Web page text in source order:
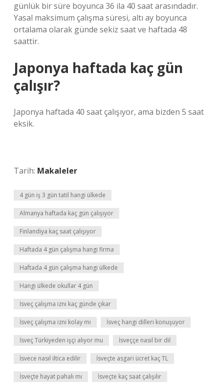
günlük bir süre boyunca 36 ila 40 saat arasındadır.
Yasal maksimum çalışma süresi, altı ay boyunca
ortalama olarak günde sekiz saat ve haftada 48
saattir.
Japonya haftada kaç gün
çalışır?
Japonya haftada 40 saat çalışıyor, ama bizden 5 saat
eksik.
Tarih: Makaleler
4 gün iş 3 gün tatil hangi ülkede
Almanya haftada kaç gün çalışıyor
Finlandiya kaç saat çalışıyor
Haftada 4 gün çalışma hangi firma
Haftada 4 gün çalışma hangi ülkede
Hangi ülkede okullar 4 gün
İsveç çalışma izni kaç günde çıkar
İsveç çalışma izni kolay mı İsveç hangi dilleri konuşuyor
İsveç Türkiyeden işçi alıyor mu İsveççe nasıl bir dil
İsvece nasıl iltica edilir İsveçte asgari ücret kaç TL
İsveçte hayat pahalı mı İsveçte kaç saat çalışılır